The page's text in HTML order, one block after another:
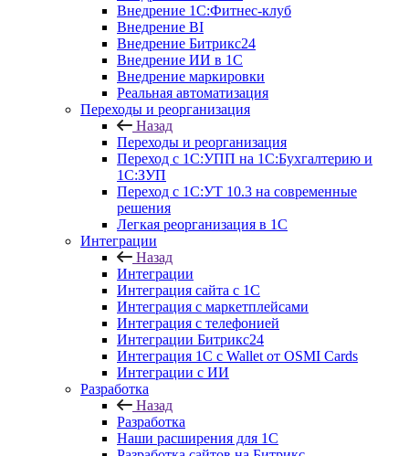
Внедрение 1С:Фитнес-клуб
Внедрение BI
Внедрение Битрикс24
Внедрение ИИ в 1С
Внедрение маркировки
Реальная автоматизация
Переходы и реорганизация
Назад
Переходы и реорганизация
Переход с 1С:УПП на 1С:Бухгалтерию и
1С:ЗУП
Переход с 1С:УТ 10.3 на современные
решения
Легкая реорганизация в 1С
Интеграции
Назад
Интеграции
Интеграция сайта с 1С
Интеграция с маркетплейсами
Интеграция с телефонией
Интеграции Битрикс24
Интеграция 1С с Wallet от OSMI Cards
Интеграции с ИИ
Разработка
Назад
Разработка
Наши расширения для 1С